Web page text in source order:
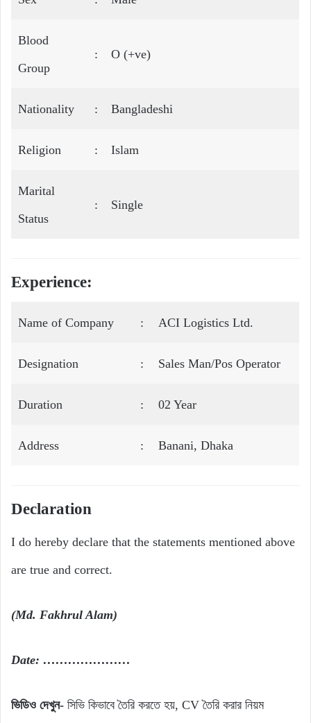
Blood
Group
: O (+ve)
Nationality : Bangladeshi
Religion : Islam
Marital
Status
: Single
Experience:
Name of Company : ACI Logistics Ltd.
Designation : Sales Man/Pos Operator
Duration : 02 Year
Address : Banani, Dhaka
Declaration
I do hereby declare that the statements mentioned above
are true and correct.
(Md. Fakhrul Alam)
Date: …………………
ভিডিও দেখুন- সিভি কিভাবে তৈরি করতে হয়, CV তৈরি করার নিয়ম